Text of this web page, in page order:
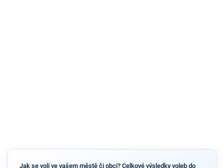
Jak se volí ve vašem městě či obci? Celkové výsledky voleb do